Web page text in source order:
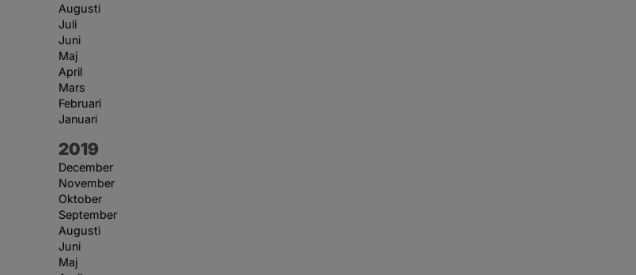
Augusti
Juli
Juni
Maj
April
Mars
Februari
Januari
År:
2019
December
November
Oktober
September
Augusti
Juni
Maj